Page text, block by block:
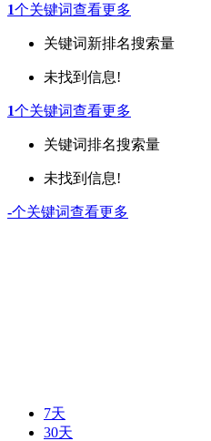
1个关键词查看更多
关键词新排名搜索量
未找到信息!
1个关键词查看更多
关键词排名搜索量
未找到信息!
-个关键词查看更多
7天
30天